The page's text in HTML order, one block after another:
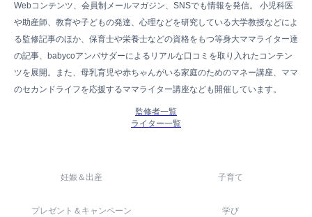
Webコンテンツ、会員制メールマガジン、SNSでも情報を発信。 小児科医
や助産師、教育や子どもの発達、心理などを研究している大学教授などによ
る監修記事のほか、保育士や栄養士などの資格をもつ等身大ママライター達
の記事、babycoアンバサダーによるリアルな口コミを取り入れたコンテン
ツを展開。また、母乳育児や赤ちゃんがいる家庭のためのマネー講座、ママ
のセカンドライフを応援するママライター講座なども開催しています。
監修者一覧
ライター一覧
妊娠＆出産 子育て
プレゼント＆キャンペーン 学び